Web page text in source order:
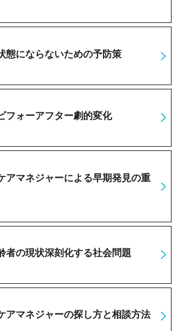
態にならないための予防策
フォーアフター劇的変化
アマネジャーによる早期発見の重
者の現状深刻化する社会問題
アマネジャーの探し方と相談方法